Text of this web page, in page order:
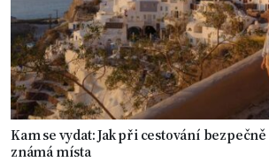
Kam se vydat: Jak při cestování
známá místa